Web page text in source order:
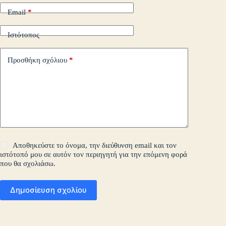
Email*
Ιστότοπος
Προσθήκη σχόλιου *
Αποθηκεύστε το όνομα, την διεύθυνση email και τον
ιστότοπό μου σε αυτόν τον περιηγητή για την επόμενη φορά
που θα σχολιάσω.
Δημοσίευση σχολίου